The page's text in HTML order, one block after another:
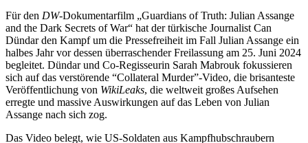
Für den DW-Dokumentarfilm „Guardians of Truth: Julian Assange
and the Dark Secrets of War“ hat der türkische Journalist Can
Dündar den Kampf um die Pressefreiheit im Fall Julian Assange ein
halbes Jahr vor dessen überraschender Freilassung am 25. Juni 2024
begleitet. Dündar und Co-Regisseurin Sarah Mabrouk fokussieren
sich auf das verstörende “Collateral Murder”-Video, die brisanteste
Veröffentlichung von WikiLeaks, die weltweit großes Aufsehen
erregte und massive Auswirkungen auf das Leben von Julian
Assange nach sich zog.
Das Video belegt, wie US-Soldaten aus Kampfhubschraubern